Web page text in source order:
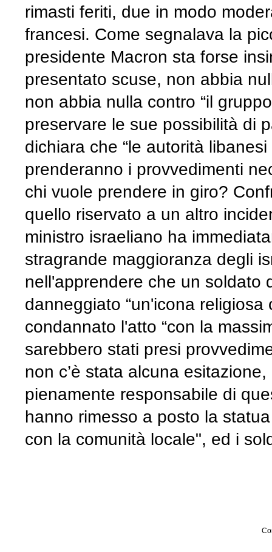
rimasti feriti, due in modo
francesi. Come segnalava la
presidente Macron sta forse
presentato scuse, non abbia
non abbia nulla contro “il
preservare le sue possibilità di
dichiara che “le autorità
prenderanno i provvedimenti
chi vuole prendere in giro?
quello riservato a un altro
ministro israeliano ha
stragrande maggioranza degli
nell'apprendere che un soldato
danneggiato “un'icona
condannato l'atto “con la
sarebbero stati presi
non c’è stata alcuna
pienamente responsabile di
hanno rimesso a posto la
con la comunità locale", ed i